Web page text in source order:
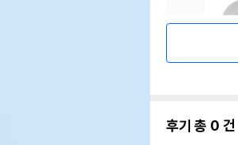
후기 총 0 건